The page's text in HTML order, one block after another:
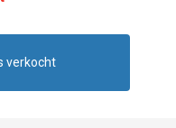
verkocht